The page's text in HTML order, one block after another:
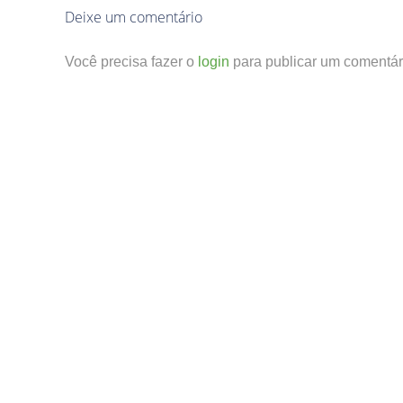
Deixe um comentário
Você precisa fazer o login para publicar um